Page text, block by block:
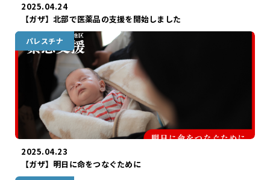
2025.04.24
【ガザ】北部で医薬品の支援を開始しました
ガザ
パレスチナ
2025.04.23
【ガザ】明日に命をつなぐために